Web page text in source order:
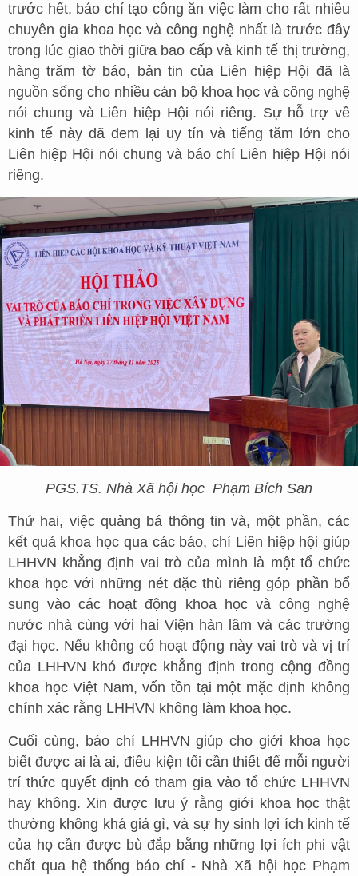
trước hết, báo chí tạo công ăn việc làm cho rất nhiều
chuyên gia khoa học và công nghệ nhất là trước đây
trong lúc giao thời giữa bao cấp và kinh tế thị trường,
hàng trăm tờ báo, bản tin của Liên hiệp Hội đã là
nguồn sống cho nhiều cán bộ khoa học và công nghệ
nói chung và Liên hiệp Hội nói riêng. Sự hỗ trợ về
kinh tế này đã đem lại uy tín và tiếng tăm lớn cho
Liên hiệp Hội nói chung và báo chí Liên hiệp Hội nói
riêng.
PGS.TS. Nhà Xã hội học Phạm Bích San
Thứ hai, việc quảng bá thông tin và, một phần, các
kết quả khoa học qua các báo, chí Liên hiệp hội giúp
LHHVN khẳng định vai trò của mình là một tổ chức
khoa học với những nét đặc thù riêng góp phần bổ
sung vào các hoạt động khoa học và công nghệ
nước nhà cùng với hai Viện hàn lâm và các trường
đại học. Nếu không có hoạt động này vai trò và vị trí
của LHHVN khó được khẳng định trong cộng đồng
khoa học Việt Nam, vốn tồn tại một mặc định không
chính xác rằng LHHVN không làm khoa học.
Cuối cùng, báo chí LHHVN giúp cho giới khoa học
biết được ai là ai, điều kiện tối cần thiết để mỗi người
trí thức quyết định có tham gia vào tổ chức LHHVN
hay không. Xin được lưu ý rằng giới khoa học thật
thường không khá giả gì, và sự hy sinh lợi ích kinh tế
của họ cần được bù đắp bằng những lợi ích phi vật
chất qua hệ thống báo chí - Nhà Xã hội học Phạm